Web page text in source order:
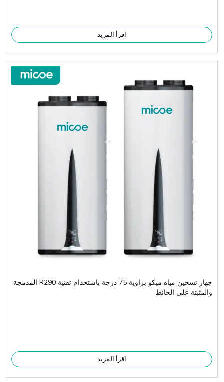
اقرأ المزيد
جهاز تسخين مياه ميكو بزاوية 75 درجة باستخدام تقنية R290 المدمجة
والمثبتة على الحائط
اقرأ المزيد